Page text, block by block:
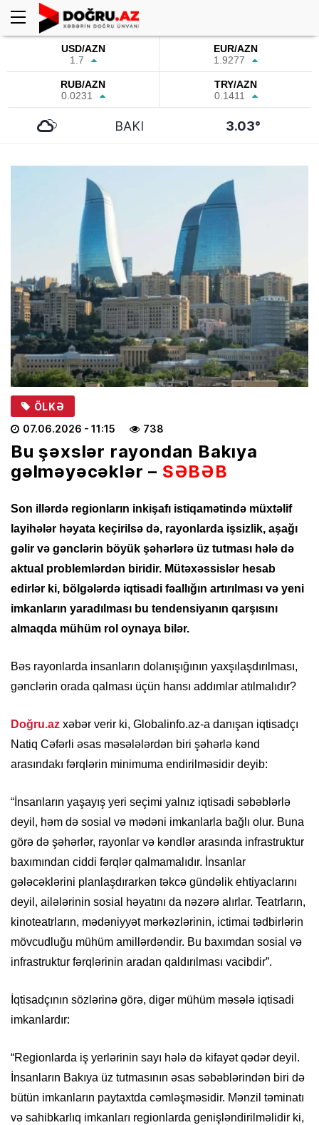
USD/AZN
1.7
EUR/AZN
1.9277
RUB/AZN
0.0231
TRY/AZN
0.1411
BAKI 3.03°
ÖLKƏ
07.06.2026 - 11:15 738
Bu şəxslər rayondan Bakıya
gəlməyəcəklər – SƏBƏB
Son illərdə regionların inkişafı istiqamətində müxtəlif
layihələr həyata keçirilsə də, rayonlarda işsizlik, aşağı
gəlir və gənclərin böyük şəhərlərə üz tutması hələ də
aktual problemlərdən biridir. Mütəxəssislər hesab
edirlər ki, bölgələrdə iqtisadi fəallığın artırılması və yeni
imkanların yaradılması bu tendensiyanın qarşısını
almaqda mühüm rol oynaya bilər.
Bəs rayonlarda insanların dolanışığının yaxşılaşdırılması,
gənclərin orada qalması üçün hansı addımlar atılmalıdır?
Doğru.az xəbər verir ki, Globalinfo.az-a danışan iqtisadçı
Natiq Cəfərli əsas məsələlərdən biri şəhərlə kənd
arasındakı fərqlərin minimuma endirilməsidir deyib:
“İnsanların yaşayış yeri seçimi yalnız iqtisadi səbəblərlə
deyil, həm də sosial və mədəni imkanlarla bağlı olur. Buna
görə də şəhərlər, rayonlar və kəndlər arasında infrastruktur
baxımından ciddi fərqlər qalmamalıdır. İnsanlar
gələcəklərini planlaşdırarkən təkcə gündəlik ehtiyaclarını
deyil, ailələrinin sosial həyatını da nəzərə alırlar. Teatrların,
kinoteatrların, mədəniyyət mərkəzlərinin, ictimai tədbirlərin
mövcudluğu mühüm amillərdəndir. Bu baxımdan sosial və
infrastruktur fərqlərinin aradan qaldırılması vacibdir”.
İqtisadçının sözlərinə görə, digər mühüm məsələ iqtisadi
imkanlardır:
“Regionlarda iş yerlərinin sayı hələ də kifayət qədər deyil.
İnsanların Bakıya üz tutmasının əsas səbəblərindən biri də
bütün imkanların paytaxtda cəmləşməsidir. Mənzil təminatı
və sahibkarlıq imkanları regionlarda genişləndirilməlidir ki,